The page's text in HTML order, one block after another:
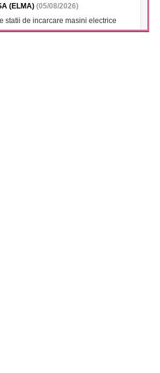
(ELMA) (05/08/2026)
statii de incarcare masini electrice